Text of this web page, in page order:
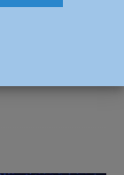
quattro